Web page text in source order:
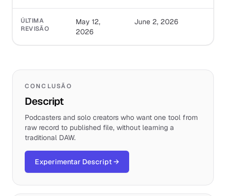
ÚLTIMA
REVISÃO
May 12,
2026
June 2, 2026
CONCLUSÃO
Descript
Podcasters and solo creators who want one tool from
raw record to published file, without learning a
traditional DAW.
Experimentar Descript→